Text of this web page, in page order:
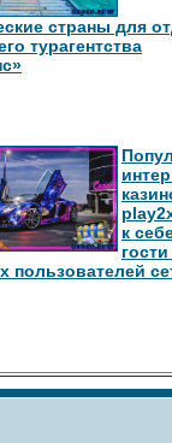
страны для
турагентства
к
пользователей